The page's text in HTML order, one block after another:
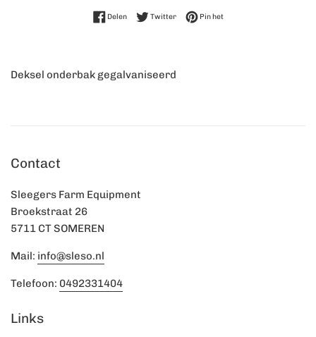
DelenDelen op Facebook
TwitterTwitteren op Twitter
Pin hetPinnen op Pinterest
Deksel onderbak gegalvaniseerd
Contact
Sleegers Farm Equipment
Broekstraat 26
5711 CT SOMEREN
Mail: info@sleso.nl
Telefoon: 0492331404
Links